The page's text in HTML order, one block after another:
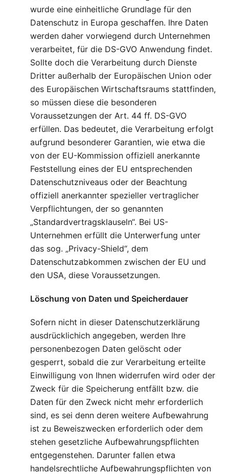
wurde eine einheitliche Grundlage für den
Datenschutz in Europa geschaffen. Ihre Daten
werden daher vorwiegend durch Unternehmen
verarbeitet, für die DS-GVO Anwendung findet.
Sollte doch die Verarbeitung durch Dienste
Dritter außerhalb der Europäischen Union oder
des Europäischen Wirtschaftsraums stattfinden,
so müssen diese die besonderen
Voraussetzungen der Art. 44 ff. DS-GVO
erfüllen. Das bedeutet, die Verarbeitung erfolgt
aufgrund besonderer Garantien, wie etwa die
von der EU-Kommission offiziell anerkannte
Feststellung eines der EU entsprechenden
Datenschutzniveaus oder der Beachtung
offiziell anerkannter spezieller vertraglicher
Verpflichtungen, der so genannten
„Standardvertragsklauseln“. Bei US-
Unternehmen erfüllt die Unterwerfung unter
das sog. „Privacy-Shield“, dem
Datenschutzabkommen zwischen der EU und
den USA, diese Voraussetzungen.
Löschung von Daten und Speicherdauer
Sofern nicht in dieser Datenschutzerklärung
ausdrücklichich angegeben, werden Ihre
personenbezogen Daten gelöscht oder
gesperrt, sobald die zur Verarbeitung erteilte
Einwilligung von Ihnen widerrufen wird oder der
Zweck für die Speicherung entfällt bzw. die
Daten für den Zweck nicht mehr erforderlich
sind, es sei denn deren weitere Aufbewahrung
ist zu Beweiszwecken erforderlich oder dem
stehen gesetzliche Aufbewahrungspflichten
entgegenstehen. Darunter fallen etwa
handelsrechtliche Aufbewahrungspflichten von